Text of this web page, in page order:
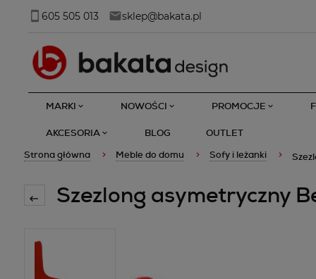
605 505 013 sklep@bakata.pl
MARKI NOWOŚCI PROMOCJE
AKCESORIA BLOG
OUTLET
Strona główna
Meble do domu Sofy i leżanki
Szezlong asymetryczny